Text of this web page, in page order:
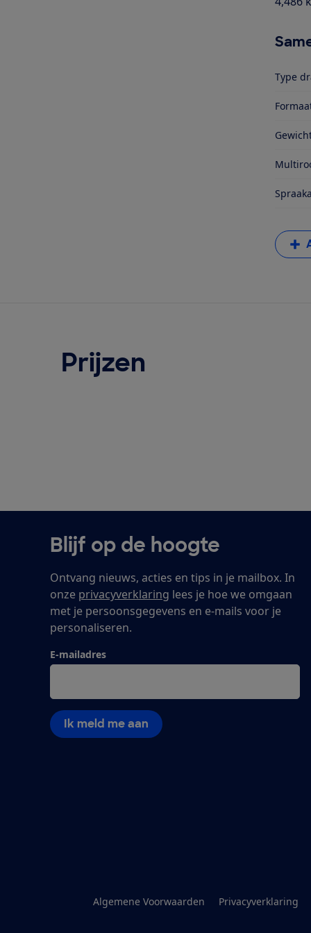
Type
Prijzen
Blijf op de hoogte
Ontvang nieuws, acties en tips in je mailbox. In
onze privacyverklaring lees je hoe we omgaan
met je persoonsgegevens en e-mails voor je
personaliseren.
E-mailadres
Ik meld me aan
Algemene Voorwaarden Privacyverklaring